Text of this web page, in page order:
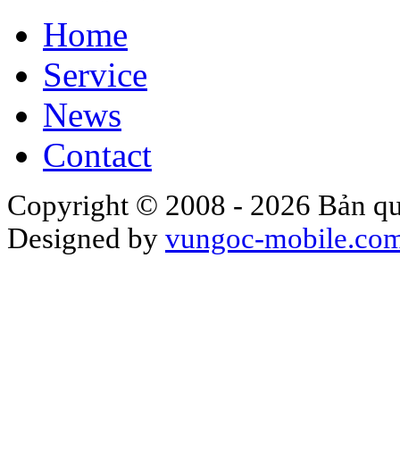
Home
Service
News
Contact
Copyright © 2008 - 2026 Bản
Designed by vungoc-